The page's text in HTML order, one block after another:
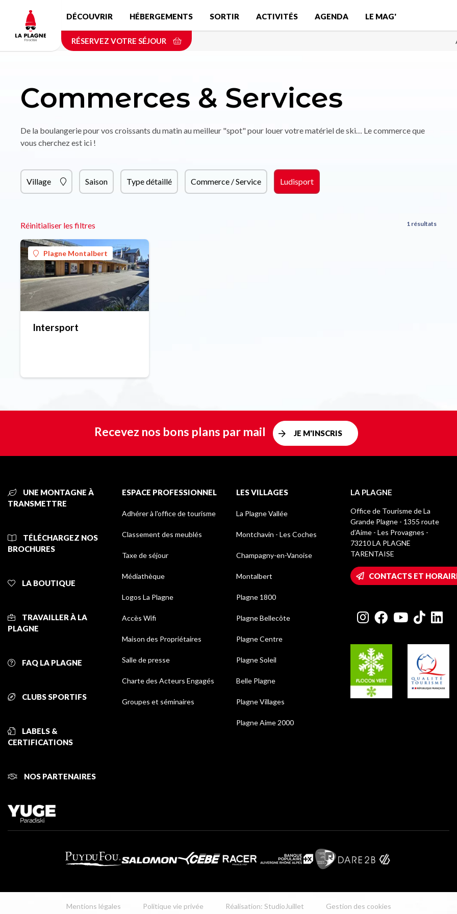
contenu
principal
DÉCOUVRIR HÉBERGEMENTS SORTIR ACTIVITÉS AGENDA LE MAG'
RÉSERVEZ VOTRE SÉJOUR
Commerces & Services
De la boulangerie pour vos croissants du matin au meilleur "spot" pour louer votre matériel de ski… Le commerce que
vous cherchez est ici !
Village Saison Type détaillé Commerce / Service Ludisport
Réinitialiser les filtres 1 résultats
Plagne Montalbert
Intersport
Recevez nos bons plans par mail JE M'INSCRIS
UNE MONTAGNE À
TRANSMETTRE
TÉLÉCHARGEZ NOS
BROCHURES
LA BOUTIQUE
TRAVAILLER À LA
PLAGNE
FAQ LA PLAGNE
CLUBS SPORTIFS
LABELS &
CERTIFICATIONS
NOS PARTENAIRES
ESPACE PROFESSIONNEL
Adhérer à l'office de tourisme
Classement des meublés
Taxe de séjour
Médiathèque
Logos La Plagne
Accès Wifi
Maison des Propriétaires
Salle de presse
Charte des Acteurs Engagés
Groupes et séminaires
LES VILLAGES
La Plagne Vallée
Montchavin - Les Coches
Champagny-en-Vanoise
Montalbert
Plagne 1800
Plagne Bellecôte
Plagne Centre
Plagne Soleil
Belle Plagne
Plagne Villages
Plagne Aime 2000
LA PLAGNE
Office de Tourisme de La
Grande Plagne - 1355 route
d’Aime - Les Provagnes -
73210 LA PLAGNE
TARENTAISE
CONTACTS ET
Mentions légales Politique vie privée Réalisation: StudioJuillet Gestion des cookies